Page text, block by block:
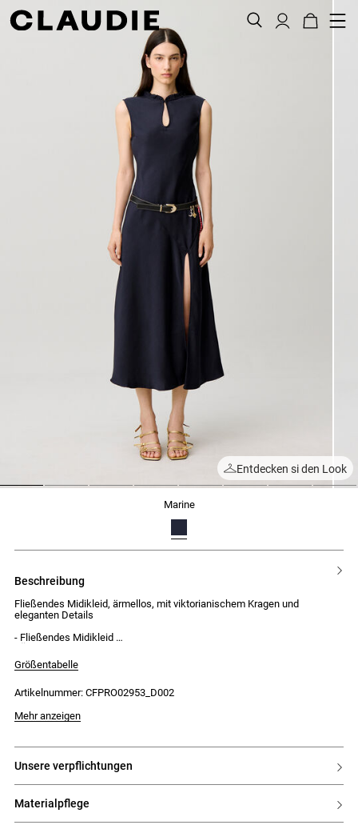
Entdecken si den Look
marine
beschreibung
Fließendes Midikleid, ärmellos, mit viktorianischem Kragen und
eleganten Details
- Fließendes Midikleid
- Viktorianischer Kragen
- Vorderer Tropfenausschnitt mit kleinem, verdecktem Knopf am Hals
- Verdeckter Reißverschluss an der Seite
Größentabelle
Artikelnummer: CFPRO02953_D002
Mehr anzeigen
unsere verpflichtungen
materialpflege